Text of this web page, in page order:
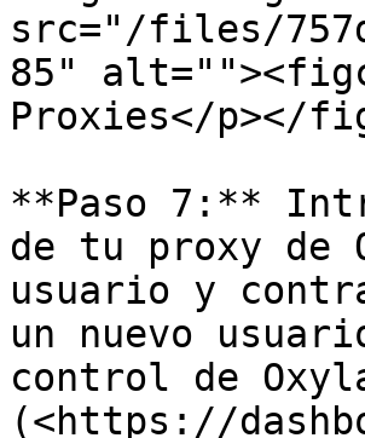
src="/files/
85"
Proxies</p></
**Paso 7:**
de tu proxy de
usuario y
un nuevo
control de
(<https://